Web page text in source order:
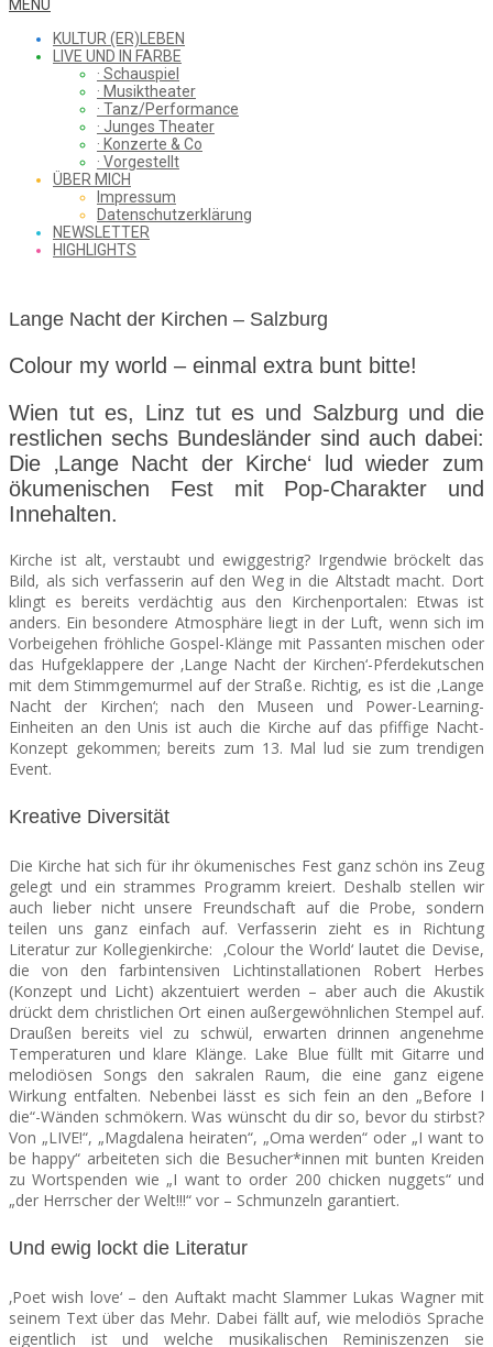
WHAT
SAW
FROM
THE
CHEAP
SEATS
Menu
MENU
KULTUR (ER)LEBEN
LIVE UND IN FARBE
· Schauspiel
· Musiktheater
· Tanz/Performance
· Junges Theater
· Konzerte & Co
· Vorgestellt
ÜBER MICH
Impressum
Datenschutzerklärung
NEWSLETTER
HIGHLIGHTS
Lange Nacht der Kirchen – Salzburg
Colour my world – einmal extra bunt bitte!
Wien tut es, Linz tut es und Salzburg und die
restlichen sechs Bundesländer sind auch dabei:
Die ‚Lange Nacht der Kirche‘ lud wieder zum
ökumenischen Fest mit Pop-Charakter und
Innehalten.
Kirche ist alt, verstaubt und ewiggestrig? Irgendwie bröckelt das
Bild, als sich verfasserin auf den Weg in die Altstadt macht. Dort
klingt es bereits verdächtig aus den Kirchenportalen: Etwas ist
anders. Ein besondere Atmosphäre liegt in der Luft, wenn sich im
Vorbeigehen fröhliche Gospel-Klänge mit Passanten mischen oder
das Hufgeklappere der ‚Lange Nacht der Kirchen‘-Pferdekutschen
mit dem Stimmgemurmel auf der Straße. Richtig, es ist die ‚Lange
Nacht der Kirchen‘; nach den Museen und Power-Learning-
Einheiten an den Unis ist auch die Kirche auf das pfiffige Nacht-
Konzept gekommen; bereits zum 13. Mal lud sie zum trendigen
Event.
Kreative Diversität
Die Kirche hat sich für ihr ökumenisches Fest ganz schön ins Zeug
gelegt und ein strammes Programm kreiert. Deshalb stellen wir
auch lieber nicht unsere Freundschaft auf die Probe, sondern
teilen uns ganz einfach auf. Verfasserin zieht es in Richtung
Literatur zur Kollegienkirche: ‚Colour the World‘ lautet die Devise,
die von den farbintensiven Lichtinstallationen Robert Herbes
(Konzept und Licht) akzentuiert werden – aber auch die Akustik
drückt dem christlichen Ort einen außergewöhnlichen Stempel auf.
Draußen bereits viel zu schwül, erwarten drinnen angenehme
Temperaturen und klare Klänge. Lake Blue füllt mit Gitarre und
melodiösen Songs den sakralen Raum, die eine ganz eigene
Wirkung entfalten. Nebenbei lässt es sich fein an den „Before I
die“-Wänden schmökern. Was wünscht du dir so, bevor du stirbst?
Von „LIVE!“, „Magdalena heiraten“, „Oma werden“ oder „I want to
be happy“ arbeiteten sich die Besucher*innen mit bunten Kreiden
zu Wortspenden wie „I want to order 200 chicken nuggets“ und
„der Herrscher der Welt!!!“ vor – Schmunzeln garantiert.
Und ewig lockt die Literatur
‚Poet wish love‘ – den Auftakt macht Slammer Lukas Wagner mit
seinem Text über das Mehr. Dabei fällt auf, wie melodiös Sprache
eigentlich ist und welche musikalischen Reminiszenzen sie